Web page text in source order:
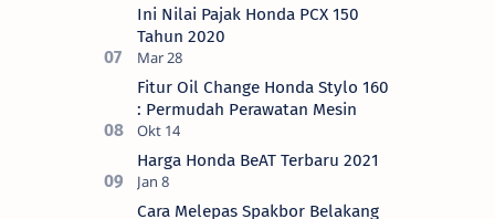
Ini Nilai Pajak Honda PCX 150
Tahun 2020
Fitur Oil Change Honda Stylo 160
: Permudah Perawatan Mesin
Harga Honda BeAT Terbaru 2021
Cara Melepas Spakbor Belakang